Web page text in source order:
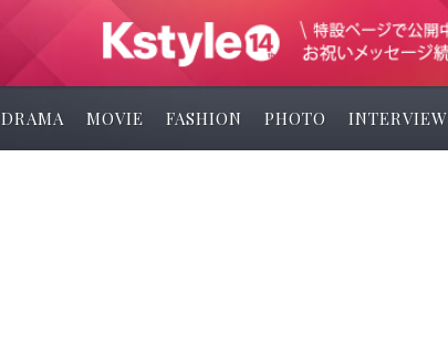
DRAMA MOVIE FASHION PHOTO INTERVIEW